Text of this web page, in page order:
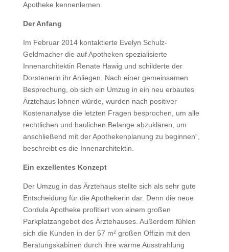
Apotheke kennenlernen.
Der Anfang
Im Februar 2014 kontaktierte Evelyn Schulz-
Geldmacher die auf Apotheken spezialisierte
Innenarchitektin Renate Hawig und schilderte der
Dorstenerin ihr Anliegen. Nach einer gemeinsamen
Besprechung, ob sich ein Umzug in ein neu erbautes
Ärztehaus lohnen würde, wurden nach positiver
Kostenanalyse die letzten Fragen besprochen, um alle
rechtlichen und baulichen Belange abzuklären, um
anschließend mit der Apothekenplanung zu beginnen“,
beschreibt es die Innenarchitektin.
Ein exzellentes Konzept
Der Umzug in das Ärztehaus stellte sich als sehr gute
Entscheidung für die Apothekerin dar. Denn die neue
Cordula Apotheke profitiert von einem großen
Parkplatzangebot des Ärztehauses. Außerdem fühlen
sich die Kunden in der 57 m² großen Offizin mit den
Beratungskabinen durch ihre warme Ausstrahlung